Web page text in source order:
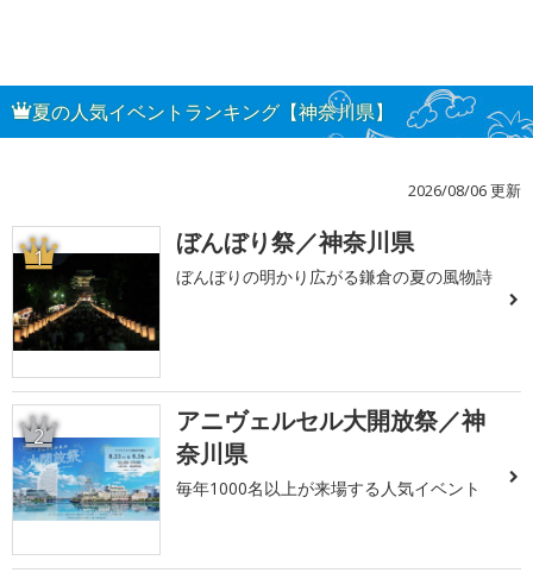
夏の人気イベントランキング【神奈川県】
2026/08/06 更新
1 ぼんぼり祭／神奈川県
ぼんぼりの明かり広がる鎌倉の夏の風物詩
2
アニヴェルセル大開放祭／神
奈川県
毎年1000名以上が来場する人気イベント